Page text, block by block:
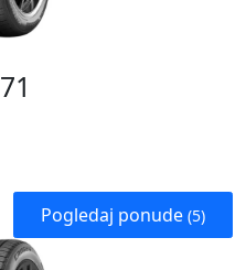
Pogledaj ponude (5)